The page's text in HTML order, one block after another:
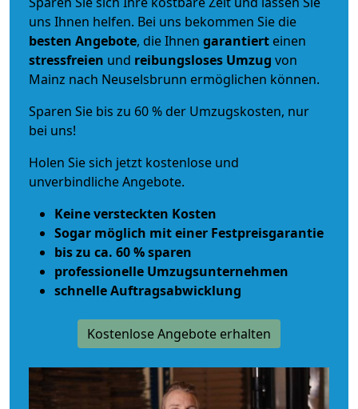
uns Ihnen helfen. Bei uns bekommen Sie die
besten Angebote, die Ihnen garantiert einen
stressfreien und reibungsloses Umzug von
Mainz nach Neuselsbrunn ermöglichen können.
Sparen Sie bis zu 60 % der Umzugskosten, nur
bei uns!
Holen Sie sich jetzt kostenlose und
unverbindliche Angebote.
Keine versteckten Kosten
Sogar möglich mit einer Festpreisgarantie
bis zu ca. 60 % sparen
professionelle Umzugsunternehmen
schnelle Auftragsabwicklung
Kostenlose Angebote erhalten